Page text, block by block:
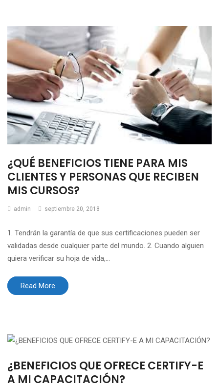
¿QUÉ BENEFICIOS TIENE PARA MIS
CLIENTES Y PERSONAS QUE RECIBEN
MIS CURSOS?
admin septiembre 20, 2018
1. Tendrán la garantía de que sus certificaciones pueden ser
validadas desde cualquier parte del mundo. 2. Cuando alguien
quiera verificar su hoja de vida,...
Read More
¿BENEFICIOS QUE OFRECE CERTIFY-E
A MI CAPACITACIÓN?